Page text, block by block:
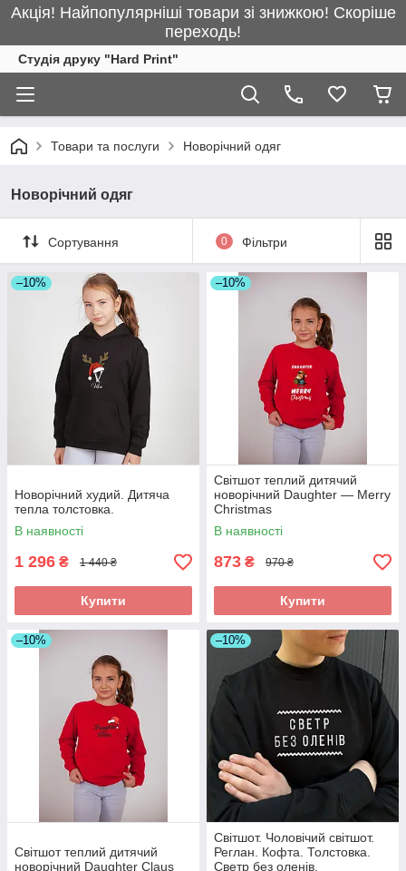
Акція! Найпопулярніші товари зі знижкою! Скоріше
переходь!
Студія друку "Hard Print"
Товари та послуги Новорічний одяг
Новорічний одяг
Сортування 0 Фільтри
–10%
Новорічний худий. Дитяча
тепла толстовка.
В наявності
1 296 ₴ 1 440 ₴
Купити
–10%
Світшот теплий дитячий
новорічний Daughter — Merry
Christmas
В наявності
873 ₴ 970 ₴
Купити
–10%
Світшот теплий дитячий
новорічний Daughter Claus
–10%
Світшот. Чоловічий світшот.
Реглан. Кофта. Толстовка.
Светр без оленів.